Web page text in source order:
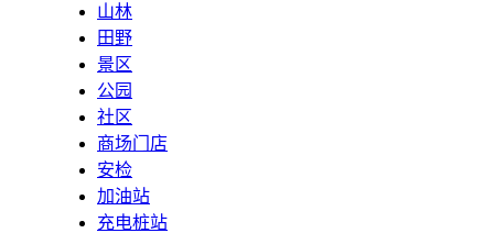
山林
田野
景区
公园
社区
商场门店
安检
加油站
充电桩站